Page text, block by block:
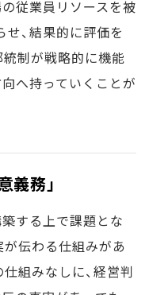
従業員リソースを被
、結果的に評価を
制が戦略的に機能
へ持っていくことが
義務」
する上で課題とな
伝わる仕組みがあ
組みなしに、経営判